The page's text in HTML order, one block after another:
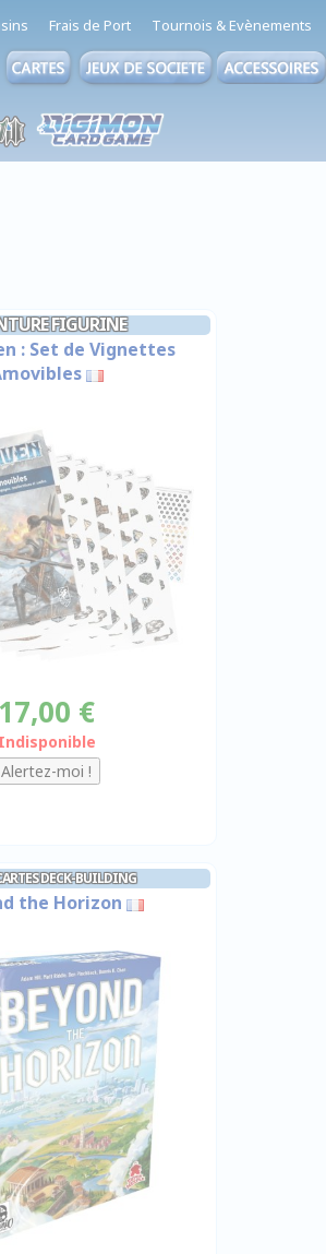
Frais de Port Tournois & Evènements
FIGURINE
: Set de Vignettes
17,00 €
Indisponible
DECK-BUILDING
the Horizon